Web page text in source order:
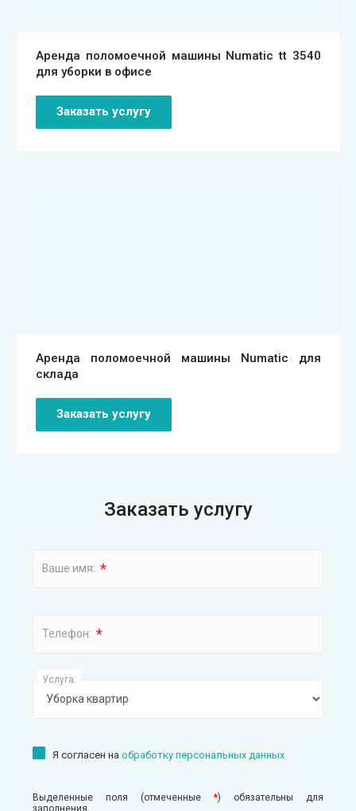
Аренда поломоечной машины Numatic tt 3540
для уборки в офисе
Заказать услугу
Аренда поломоечной машины Numatic для
склада
Заказать услугу
Заказать услугу
Ваше имя: *
Телефон: *
Услуга:
Я согласен на обработку персональных данных
Выделенные поля (отмеченные *) обязательны для
заполнения.